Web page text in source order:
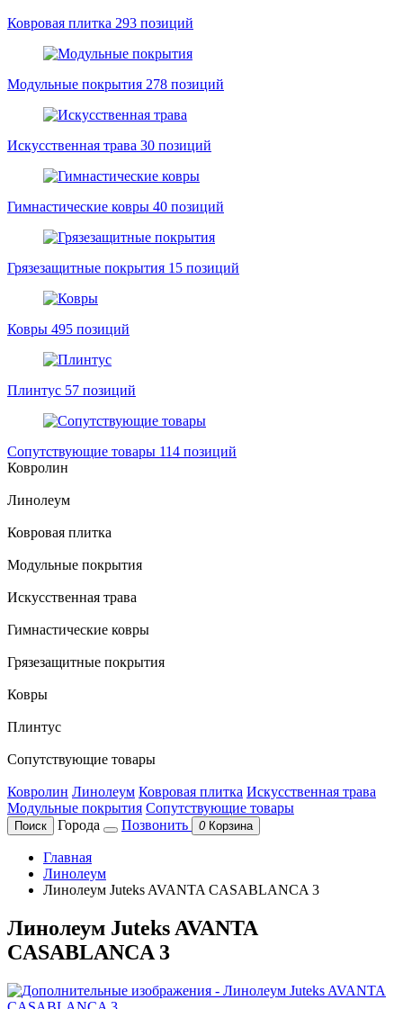
Ковровая плитка 293 позиций
Модульные покрытия 278 позиций
Искусственная трава 30 позиций
Гимнастические ковры 40 позиций
Грязезащитные покрытия 15 позиций
Ковры 495 позиций
Плинтус 57 позиций
Сопутствующие товары 114 позиций
Ковролин
Линолеум
Ковровая плитка
Модульные покрытия
Искусственная трава
Гимнастические ковры
Грязезащитные покрытия
Ковры
Плинтус
Сопутствующие товары
Ковролин Линолеум Ковровая плитка Искусственная трава
Модульные покрытия Сопутствующие товары
Поиск Города Позвонить 0 Корзина
Главная
Линолеум
Линолеум Juteks AVANTA CASABLANCA 3
Линолеум Juteks AVANTA
CASABLANCA 3